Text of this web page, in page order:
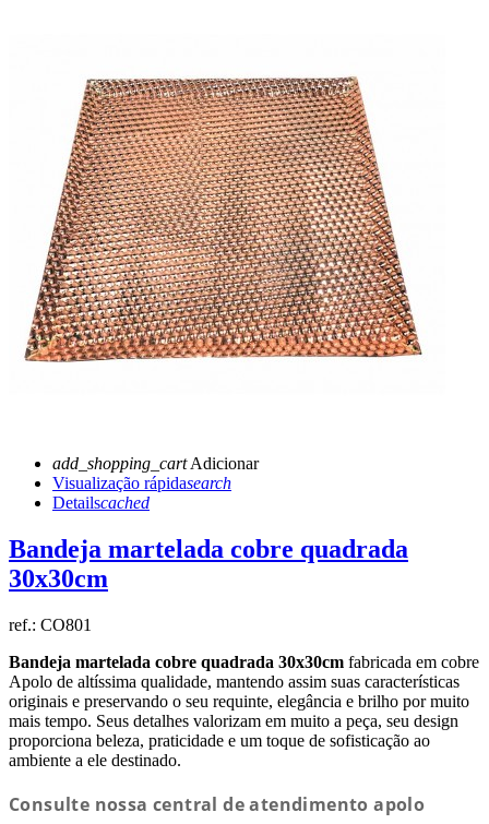
add_shopping_cartAdicionar
Visualização rápidasearch
Detailscached
Bandeja martelada cobre quadrada
30x30cm
ref.: CO801
Bandeja martelada cobre quadrada 30x30cm fabricada em cobre
Apolo de altíssima qualidade, mantendo assim suas características
originais e preservando o seu requinte, elegância e brilho por muito
mais tempo. Seus detalhes valorizam em muito a peça, seu design
proporciona beleza, praticidade e um toque de sofisticação ao
ambiente a ele destinado.
Consulte nossa central de atendimento apolo